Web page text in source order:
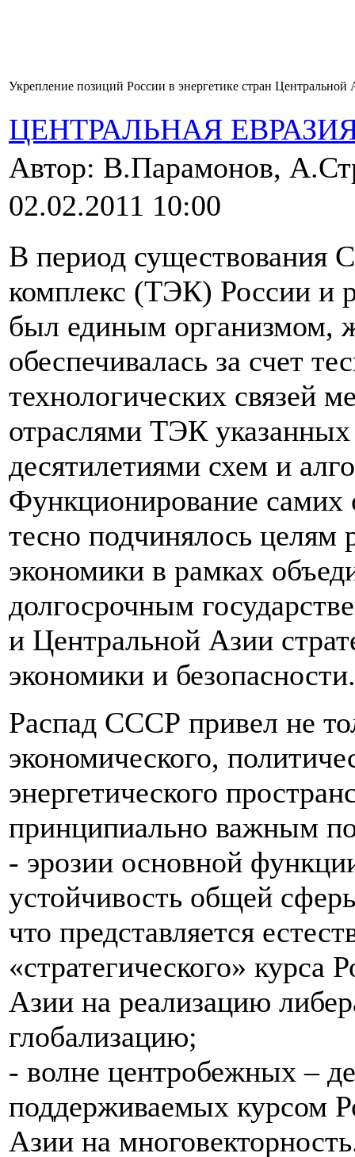
Укрепление позиций России в энергетике стран
ЦЕНТРАЛЬНАЯ
Автор: В.Парамонов,
02.02.2011 10:00
В период существования
комплекс (ТЭК) России и
был единым организмом,
обеспечивалась за счет
технологических связей
отраслями ТЭК
десятилетиями схем и
Функционирование самих
тесно подчинялось целям
экономики в рамках
долгосрочным
и Центральной Азии
экономики и безопасности.
Распад СССР привел не
экономического,
энергетического
принципиально важным
- эрозии основной
устойчивость общей
что представляется
«стратегического» курса
Азии на реализацию
глобализацию;
- волне центробежных –
поддерживаемых курсом
Азии на